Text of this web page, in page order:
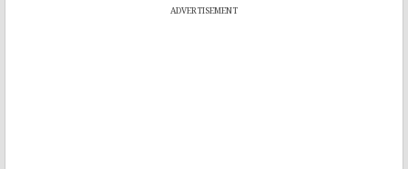
ADVERTISEMENT